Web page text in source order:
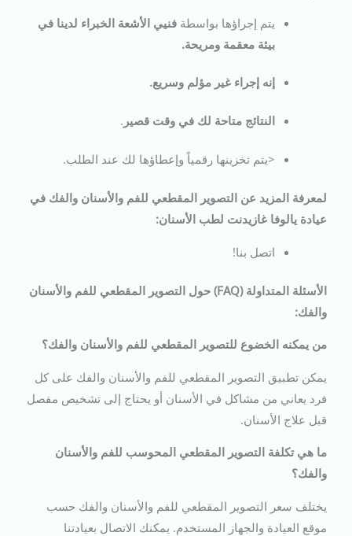
يتم إجراؤها بواسطةفنيي الأشعة الخبراء لدينا في
بيئة معقمة ومريحة.
إنه إجراء غير مؤلم وسريع.
النتائج متاحة لك في وقت قصير .
<يتم تخزينها رقمياً وإعطاؤها لك عند الطلب.
لمعرفة المزيد عن التصوير المقطعي للفم والأسنان والفك في
عيادة يالوفا غازيدنت لطب الأسنان:
اتصل بنا!
الأسئلة المتداولة (FAQ) حول التصوير المقطعي للفم والأسنان
والفك:
من يمكنه الخضوع للتصوير المقطعي للفم والأسنان والفك؟
يمكن تطبيق التصوير المقطعي للفم والأسنان والفك على كل
فرد يعاني من مشاكل في الأسنان أو يحتاج إلى تشخيص مفصل
قبل علاج الأسنان.
ما هي تكلفة التصوير المقطعي المحوسب للفم والأسنان
والفك؟
يختلف سعر التصوير المقطعي للفم والأسنان والفك حسب
موقع العيادة والجهاز المستخدم. يمكنك الاتصال بعيادتنا